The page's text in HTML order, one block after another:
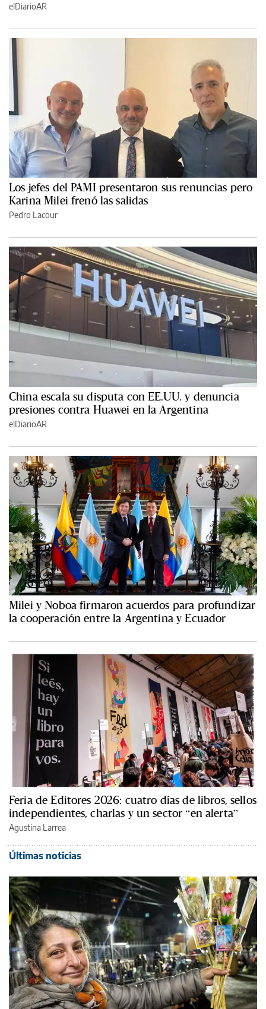
elDiarioAR
Los jefes del PAMI presentaron sus renuncias pero
Karina Milei frenó las salidas
Pedro Lacour
China escala su disputa con EE.UU. y denuncia
presiones contra Huawei en la Argentina
elDiarioAR
Milei y Noboa firmaron acuerdos para profundizar
la cooperación entre la Argentina y Ecuador
Feria de Editores 2026: cuatro días de libros, sellos
independientes, charlas y un sector “en alerta”
Agustina Larrea
Últimas noticias